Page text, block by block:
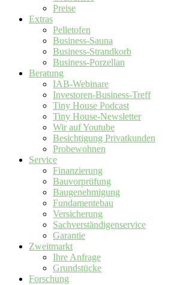
Preise
Extras
Pelletofen
Business-Sauna
Business-Strandkorb
Business-Porzellan
Beratung
IAB-Webinare
Investoren-Business-Treff
Tiny House Podcast
Tiny House-Newsletter
Wir auf Youtube
Besichtigung Privatkunden
Probewohnen
Service
Finanzierung
Bauvorprüfung
Baugenehmigung
Fundamentebau
Versicherung
Sachverständigenservice
Garantie
Zweitmarkt
Ihre Anfrage
Grundstücke
Forschung